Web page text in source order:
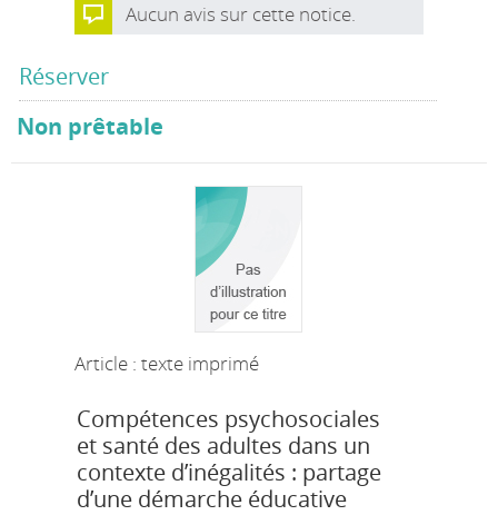
Aucun avis sur cette notice.
Réserver
Non prêtable
Article : texte imprimé
Compétences psychosociales
et santé des adultes dans un
contexte d’inégalités : partage
d’une démarche éducative